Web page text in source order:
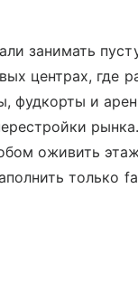
занимать
центрах, где
фудкорты и
оживить
только